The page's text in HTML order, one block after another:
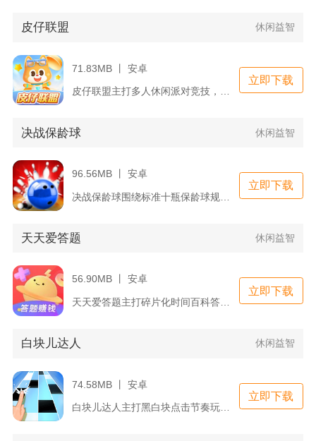
皮仔联盟 休闲益智
71.83MB 丨 安卓
皮仔联盟主打多人休闲派对竞技，玩家操控软萌企鹅皮仔参与多人联...
立即下载
决战保龄球 休闲益智
96.56MB 丨 安卓
决战保龄球围绕标准十瓶保龄球规则打造移动端休闲竞技内容，适配...
立即下载
天天爱答题 休闲益智
56.90MB 丨 安卓
天天爱答题主打碎片化时间百科答题玩法，没有复杂上手步骤，打开...
立即下载
白块儿达人 休闲益智
74.58MB 丨 安卓
白块儿达人主打黑白块点击节奏玩法，全程只需要点击下落黑色方块...
立即下载